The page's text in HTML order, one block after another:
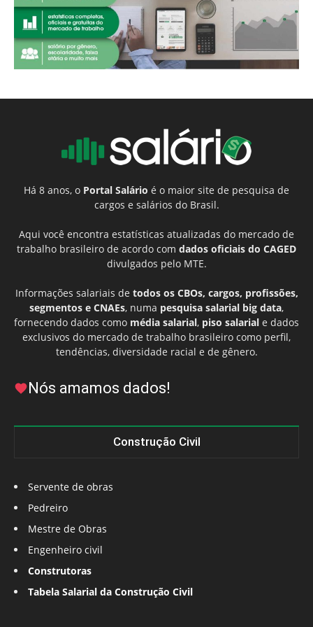
Há 8 anos, o Portal Salário é o maior site de pesquisa de
cargos e salários do Brasil.
Aqui você encontra estatísticas atualizadas do mercado de
trabalho brasileiro de acordo com dados oficiais do CAGED
divulgados pelo MTE.
Informações salariais de todos os CBOs, cargos, profissões,
segmentos e CNAEs, numa pesquisa salarial big data,
fornecendo dados como média salarial, piso salarial e dados
exclusivos do mercado de trabalho brasileiro como perfil,
tendências, diversidade racial e de gênero.
Nós amamos dados!
Construção Civil
Servente de obras
Pedreiro
Mestre de Obras
Engenheiro civil
Construtoras
Tabela Salarial da Construção Civil